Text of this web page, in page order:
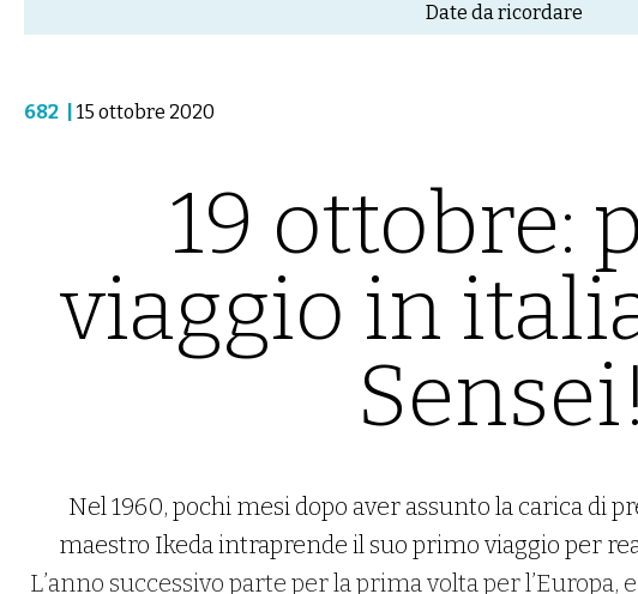
Date da ricordare
682 15 ottobre 2020
19 ottobre:
viaggio in
Sensei!
Nel 1960, pochi mesi dopo aver assunto la carica di
maestro Ikeda intraprende il suo primo viaggio per
L’anno successivo parte per la prima volta per l’Europa,